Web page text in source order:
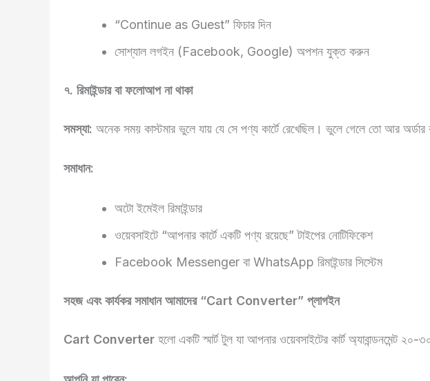
“Continue as Guest” ফিচার দিন
সোশ্যাল লগইন (Facebook, Google) অপশন যুক্ত করুন
৭. রিমাইন্ডার বা ফলোআপ না থাকা
সমস্যা: অনেক সময় কাস্টমার ভুলে যায় যে সে পণ্য কার্টে রেখেছিল। ভুলে গেলে তো আর অর্ডার
সমাধান:
অটো ইমেইল রিমাইন্ডার
ওয়েবসাইটে “আপনার কার্টে একটি পণ্য রয়েছে” টাইপের নোটিফিকেশ
Facebook Messenger বা WhatsApp রিমাইন্ডার সিস্টেম
সহজ এবং কার্যকর সমাধান আমাদের “Cart Converter” প্লাগইন
Cart Converter হলো একটি স্মার্ট টুল যা আপনার ওয়েবসাইটের কার্ট অ্যাবান্ডনমেন্ট